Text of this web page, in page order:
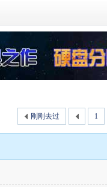
1
刚刚去过